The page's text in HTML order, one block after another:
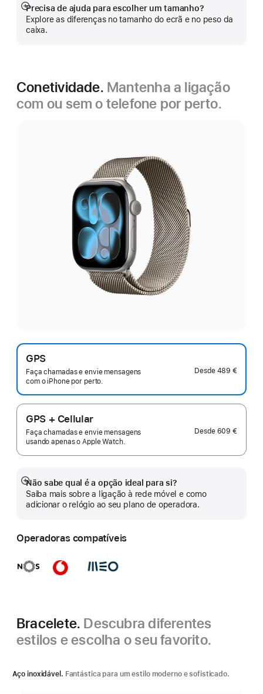
Precisa de ajuda para escolher um tamanho?
Explore as diferenças no tamanho do ecrã e no peso da
caixa.
Veja
mais
Conetividade. Mantenha a ligação
com ou sem o telefone por perto.
GPS
Faça chamadas e envie mensagens
com o iPhone por perto.
Desde 489 €
GPS + Cellular
Faça chamadas e envie mensagens
usando apenas o Apple Watch.
Desde 609 €
Não sabe qual é a opção ideal para si?
Saiba mais sobre a ligação à rede móvel e como
adicionar o relógio ao seu plano de operadora.
Veja
mais
Operadoras compatíveis
Bracelete. Descubra diferentes
estilos e escolha o seu favorito.
Aço inoxidável. Fantástica para um estilo moderno e sofisticado.